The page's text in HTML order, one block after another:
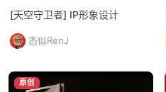
[天空守卫者] IP形象设计
态似RenJ
原创